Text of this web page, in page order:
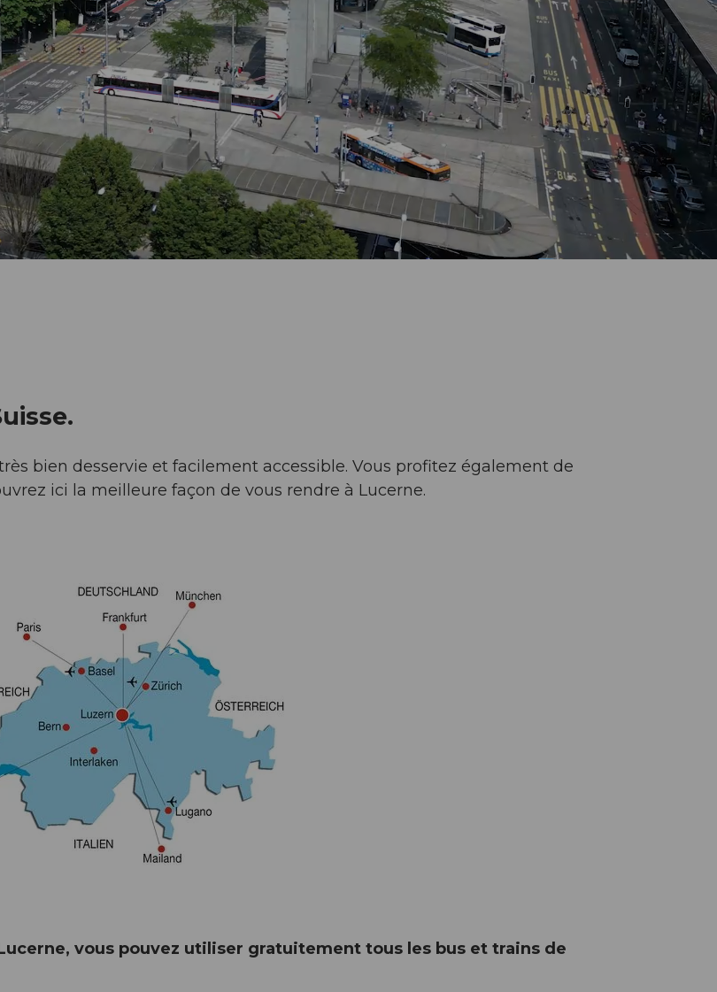
bien desservie et facilement accessible. Vous profitez également de
ici la meilleure façon de vous rendre à Lucerne.
vous pouvez utiliser gratuitement tous les bus et trains de